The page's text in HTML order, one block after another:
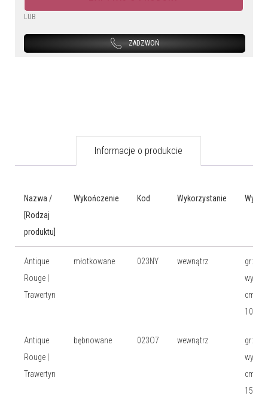
LUB
ZADZWOŃ
Informacje o produkcie
Nazwa /
[Rodzaj
produktu]
Wykończenie Kod Wykorzystanie
Antique
Rouge |
Trawertyn
młotkowane 023NY wewnątrz
gr: 1
wys:
cm, dł:
10 cm
Antique
Rouge |
Trawertyn
bębnowane 023O7 wewnątrz
gr: 1
wys:
cm, dł:
15 cm